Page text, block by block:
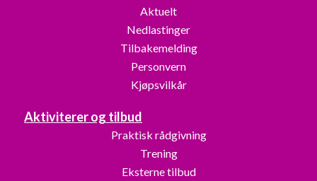
Aktuelt
Nedlastinger
Tilbakemelding
Personvern
Kjøpsvilkår
Aktiviterer og tilbud
Praktisk rådgivning
Trening
Eksterne tilbud